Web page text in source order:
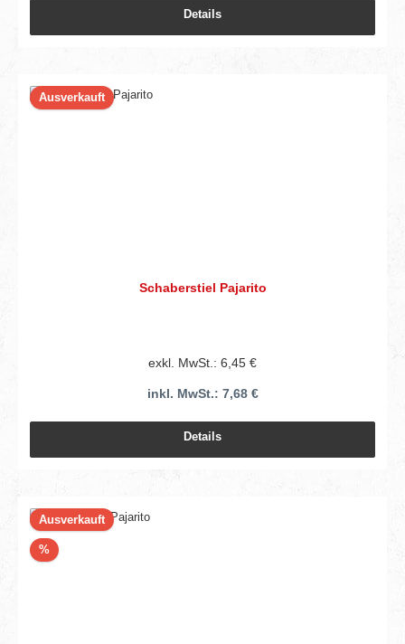
Details
Ausverkauft
Schaberstiel Pajarito
exkl. MwSt.: 6,45 €
inkl. MwSt.: 7,68 €
Details
Ausverkauft
%Rabatt